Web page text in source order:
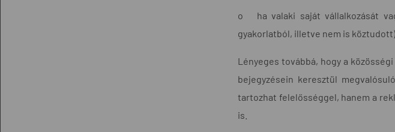
o ha valaki saját vállalkozását
gyakorlatból, illetve nem is köztudott).
Lényeges továbbá, hogy a
bejegyzésein keresztül
tartozhat felelősséggel, hanem a
is.